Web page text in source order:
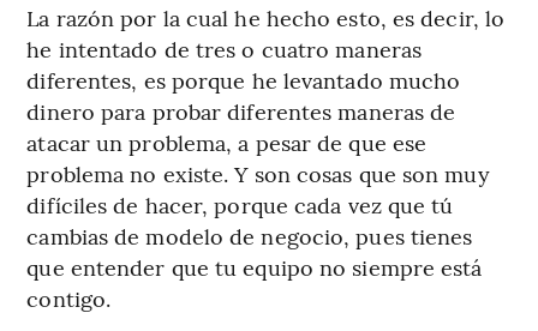
La razón por la cual he hecho esto, es decir, lo
he intentado de tres o cuatro maneras
diferentes, es porque he levantado mucho
dinero para probar diferentes maneras de
atacar un problema, a pesar de que ese
problema no existe. Y son cosas que son muy
difíciles de hacer, porque cada vez que tú
cambias de modelo de negocio, pues tienes
que entender que tu equipo no siempre está
contigo.